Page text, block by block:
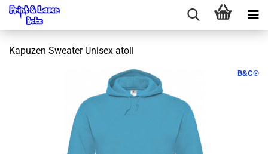
Kapuzen Sweater Unisex atoll
B&C®